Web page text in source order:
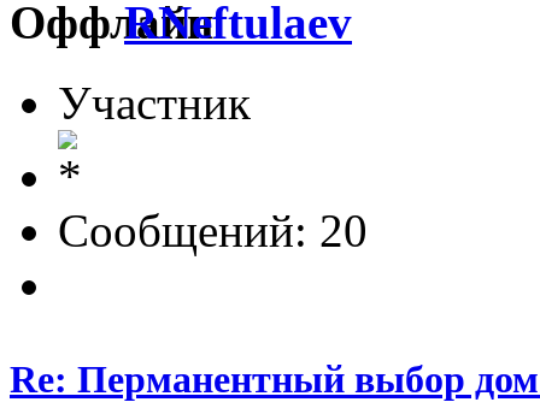
RNeftulaev
Участник
Сообщений: 20
Re: Перманентный выбор